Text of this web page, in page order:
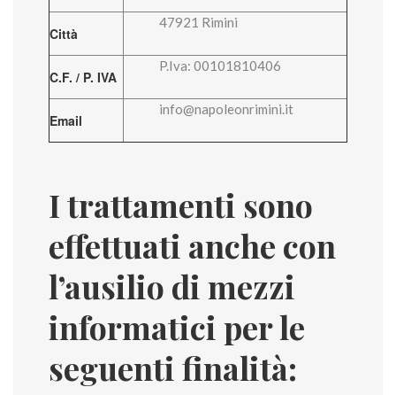
Città
47921 Rimini
C.F. / P. IVA
P.Iva: 00101810406
Email
info@napoleonrimini.it
I trattamenti sono
effettuati anche con
l’ausilio di mezzi
informatici per le
seguenti finalità: